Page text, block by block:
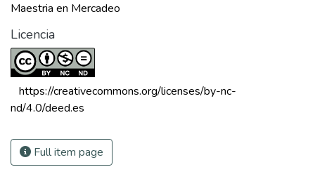
Maestria en Mercadeo
Licencia
https://creativecommons.org/licenses/by-nc-
nd/4.0/deed.es
Full item page